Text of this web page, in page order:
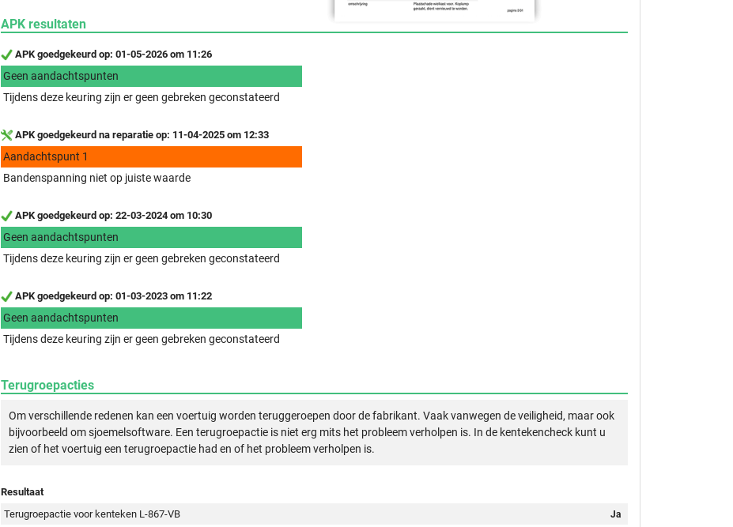
APK resultaten
APK goedgekeurd op: 01-05-2026 om 11:26
Geen aandachtspunten
Tijdens deze keuring zijn er geen gebreken geconstateerd
APK goedgekeurd na reparatie op: 11-04-2025 om 12:33
Aandachtspunt 1
Bandenspanning niet op juiste waarde
APK goedgekeurd op: 22-03-2024 om 10:30
Geen aandachtspunten
Tijdens deze keuring zijn er geen gebreken geconstateerd
APK goedgekeurd op: 01-03-2023 om 11:22
Geen aandachtspunten
Tijdens deze keuring zijn er geen gebreken geconstateerd
Terugroepacties
Om verschillende redenen kan een voertuig worden teruggeroepen door de fabrikant. Vaak vanwegen de veiligheid, maar ook
bijvoorbeeld om sjoemelsoftware. Een terugroepactie is niet erg mits het probleem verholpen is. In de kentekencheck kunt u
zien of het voertuig een terugroepactie had en of het probleem verholpen is.
Resultaat
Terugroepactie voor kenteken L-867-VB
Ja